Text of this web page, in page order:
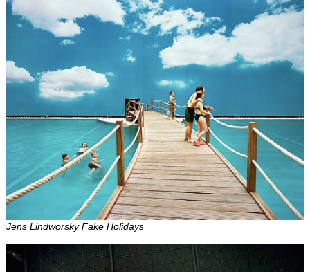
Jens Lindworsky Fake Holidays